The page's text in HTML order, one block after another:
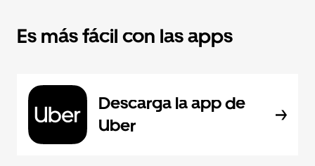
Es más fácil con las apps
Descarga la app de
Uber